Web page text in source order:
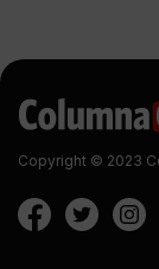
Copyright © 2023